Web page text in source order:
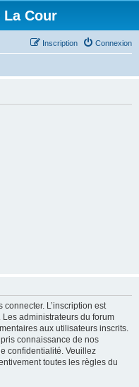
La Cour
Connexion
Inscription
L’inscription est
administrateurs du forum
aux utilisateurs inscrits.
connaissance de nos
confidentialité. Veuillez
toutes les règles du